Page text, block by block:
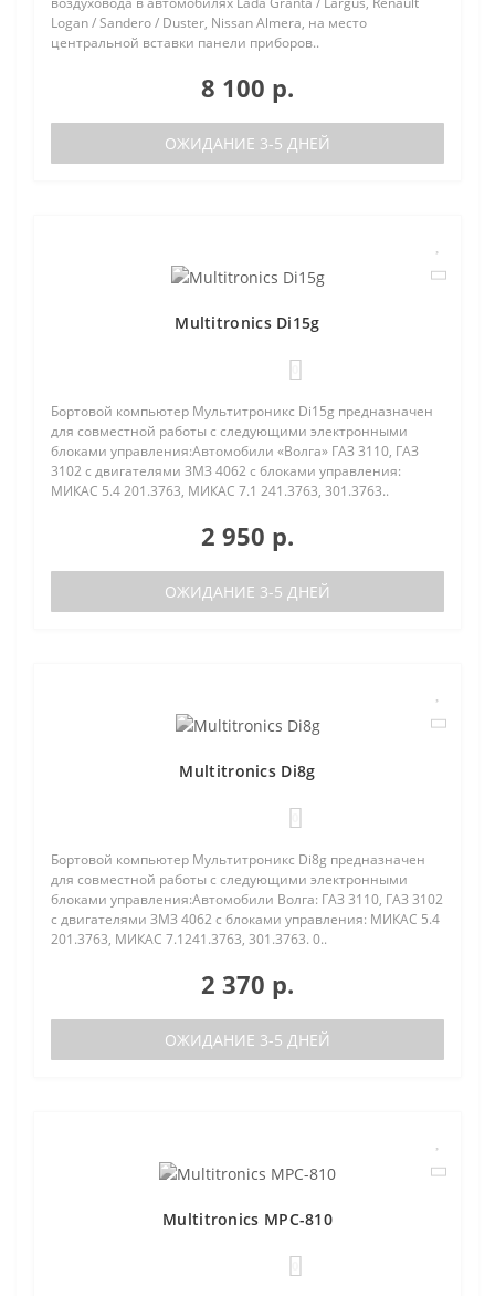
Logan / Sandero / Duster, Nissan Almera, на место
центральной вставки панели приборов..
8 100 р.
ОЖИДАНИЕ 3-5 ДНЕЙ
Multitronics Di15g
Бортовой компьютер Мультитроникс Di15g предназначен
для совместной работы с следующими электронными
блоками управления:Автомобили «Волга» ГАЗ 3110, ГАЗ
3102 с двигателями ЗМЗ 4062 с блоками управления:
МИКАС 5.4 201.3763, МИКАС 7.1 241.3763, 301.3763..
2 950 р.
ОЖИДАНИЕ 3-5 ДНЕЙ
Multitronics Di8g
Бортовой компьютер Мультитроникс Di8g предназначен
для совместной работы с следующими электронными
блоками управления:Автомобили Волга: ГАЗ 3110, ГАЗ 3102
с двигателями ЗМЗ 4062 с блоками управления: МИКАС 5.4
201.3763, МИКАС 7.1241.3763, 301.3763. 0..
2 370 р.
ОЖИДАНИЕ 3-5 ДНЕЙ
Multitronics MPC-810